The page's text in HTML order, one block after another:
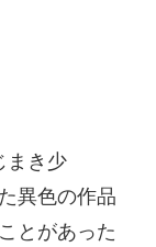
き少
異色の作品
とがあった